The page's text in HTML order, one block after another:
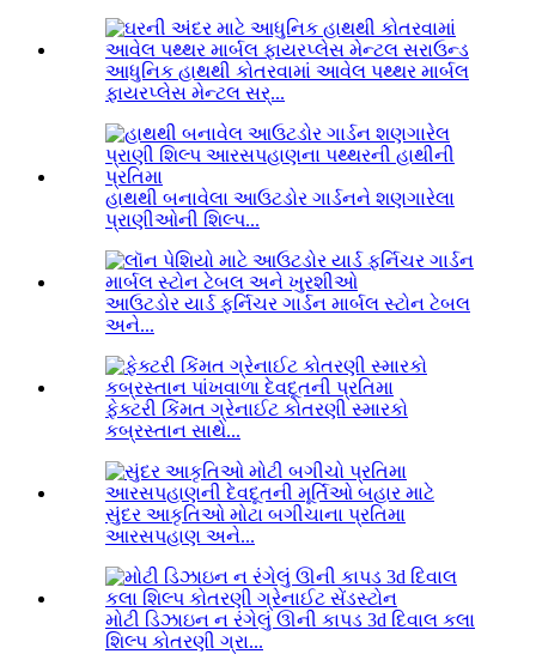
આધુનિક હાથથી કોતરવામાં આવેલ પથ્થર માર્બલ
ફાયરપ્લેસ મેન્ટલ સર્...
હાથથી બનાવેલા આઉટડોર ગાર્ડનને શણગારેલા
પ્રાણીઓની શિલ્પ...
આઉટડોર યાર્ડ ફર્નિચર ગાર્ડન માર્બલ સ્ટોન ટેબલ
અને...
ફેક્ટરી કિંમત ગ્રેનાઈટ કોતરણી સ્મારકો
કબ્રસ્તાન સાથે...
સુંદર આકૃતિઓ મોટા બગીચાના પ્રતિમા
આરસપહાણ અને...
મોટી ડિઝાઇન ન રંગેલું ઊની કાપડ 3d દિવાલ કલા
શિલ્પ કોતરણી ગ્રા...